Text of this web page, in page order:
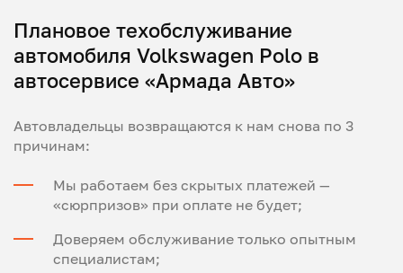
Плановое техобслуживание
автомобиля Volkswagen Polo в
автосервисе «Армада Авто»
Автовладельцы возвращаются к нам снова по 3
причинам:
Мы работаем без скрытых платежей —
«сюрпризов» при оплате не будет;
Доверяем обслуживание только опытным
специалистам;